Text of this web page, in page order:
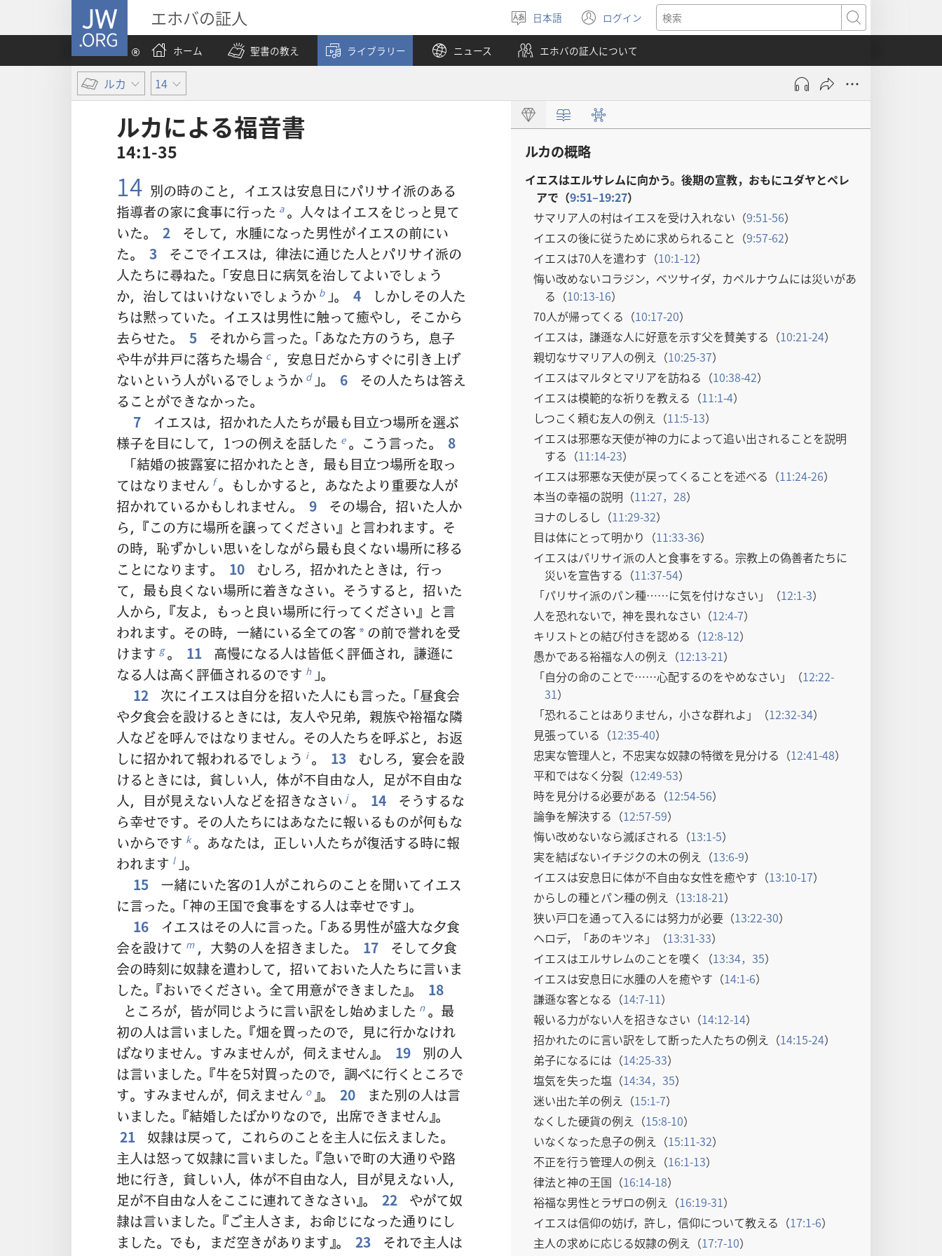
JW.ORG エホバの証人
言
語
を
選
日本語 ログイン
（新
し
い
タ
で
く）
検
索
ホーム
聖書の教え ライブラリー ニュース エホバの証人について
ルカ 14
ルカ​に​よる​福音​書
14:1-35
14 別の時のこと，イエスは安息日にパリサイ派のある
指導者の家に食事に行った a 。人々はイエスをじっと見て
いた。
2
そして，水腫になった男性がイエスの前にい
た。
3
そこでイエスは，律法に通じた人とパリサイ派の
人たちに尋ねた。「安息日に病気を治してよいでしょう
か，治してはいけないでしょうか b 」。 4
しかしその人た
ちは黙っていた。イエスは男性に触って癒やし，そこから
去らせた。
5
それから言った。「あなた方のうち，息子
や牛が井戸に落ちた場合 c ，安息日だからすぐに引き上げ
ないという人がいるでしょうか d 」。 6
その人たちは答え
ることができなかった。
7
イエスは，招かれた人たちが最も目立つ場所を選ぶ
様子を目にして，1つの例えを話した e 。こう言った。
8
「結婚の披露宴に招かれたとき，最も目立つ場所を取っ
てはなりません f 。もしかすると，あなたより重要な人が
招かれているかもしれません。
9
その場合，招いた人か
ら，『この方に場所を譲ってください』と言われます。そ
の時，恥ずかしい思いをしながら最も良くない場所に移る
ことになります。
10
むしろ，招かれたときは，行っ
て，最も良くない場所に着きなさい。そうすると，招いた
人から，『友よ，もっと良い場所に行ってください』と言
われます。その時，一緒にいる全ての客 * の前で誉れを受
けます g 。 11
高慢になる人は皆低く評価され，謙遜に
なる人は高く評価されるのです h 」。
12
次にイエスは自分を招いた人にも言った。「昼食会
や夕食会を設けるときには，友人や兄弟，親族や裕福な隣
人などを呼んではなりません。その人たちを呼ぶと，お返
しに招かれて報われるでしょう i 。 13
むしろ，宴会を設
けるときには，貧しい人，体が不自由な人，足が不自由な
人，目が見えない人などを招きなさい j 。 14
そうするな
ら幸せです。その人たちにはあなたに報いるものが何もな
いからです k 。あなたは，正しい人たちが復活する時に報
われます l 」。
15
一緒にいた客の1人がこれらのことを聞いてイエス
に言った。「神の王国で食事をする人は幸せです」。
16
イエスはその人に言った。「ある男性が盛大な夕食
会を設けて m ，大勢の人を招きました。 17
そして夕食
会の時刻に奴隷を遣わして，招いておいた人たちに言いま
した。『おいでください。全て用意ができました』。
18
ところが，皆が同じように言い訳をし始めました n 。最
初の人は言いました。『畑を買ったので，見に行かなけれ
ばなりません。すみませんが，伺えません』。
19
別の人
は言いました。『牛を5対買ったので，調べに行くところで
す。すみませんが，伺えません o 』。 20
また別の人は言
いました。『結婚したばかりなので，出席できません』。
21
奴隷は戻って，これらのことを主人に伝えました。
主人は怒って奴隷に言いました。『急いで町の大通りや路
地に行き，貧しい人，体が不自由な人，目が見えない人，
足が不自由な人をここに連れてきなさい』。
22
やがて奴
隷は言いました。『ご主人さま，お命じになった通りにし
ました。でも，まだ空きがあります』。
23
それで主人は
ルカの概略
イエスはエルサレムに向かう。後期の宣教，おもにユダヤとペレ
アで（9:51–19:27）
サマリア人の村はイエスを受け入れない（9:51-56）
イエスの後に従うために求められること（9:57-62）
イエスは70人を遣わす（10:1-12）
悔い改めないコラジン，ベツサイダ，カペルナウムには災いがあ
る（10:13-16）
70人が帰ってくる（10:17-20）
イエスは，謙遜な人に好意を示す父を賛美する（10:21-24）
親切なサマリア人の例え（10:25-37）
イエスはマルタとマリアを訪ねる（10:38-42）
イエスは模範的な祈りを教える（11:1-4）
しつこく頼む友人の例え（11:5-13）
イエスは邪悪な天使が神の力によって追い出されることを説明
する（11:14-23）
イエスは邪悪な天使が戻ってくることを述べる（11:24-26）
本当の幸福の説明（11:27，28）
ヨナのしるし（11:29-32）
目は体にとって明かり（11:33-36）
イエスはパリサイ派の人と食事をする。宗教上の偽善者たちに
災いを宣告する（11:37-54）
「パリサイ派のパン種……に気を付けなさい」（12:1-3）
人を恐れないで，神を畏れなさい（12:4-7）
キリストとの結び付きを認める（12:8-12）
愚かである裕福な人の例え（12:13-21）
「自分の命のことで……心配するのをやめなさい」（12:22-
31）
「恐れることはありません，小さな群れよ」（12:32-34）
見張っている（12:35-40）
忠実な管理人と，不忠実な奴隷の特徴を見分ける（12:41-48）
平和ではなく分裂（12:49-53）
時を見分ける必要がある（12:54-56）
論争を解決する（12:57-59）
悔い改めないなら滅ぼされる（13:1-5）
実を結ばないイチジクの木の例え（13:6-9）
イエスは安息日に体が不自由な女性を癒やす（13:10-17）
からしの種とパン種の例え（13:18-21）
狭い戸口を通って入るには努力が必要（13:22-30）
ヘロデ，「あのキツネ」（13:31-33）
イエスはエルサレムのことを嘆く（13:34，35）
イエスは安息日に水腫の人を癒やす（14:1-6）
謙遜な客となる（14:7-11）
報いる力がない人を招きなさい（14:12-14）
招かれたのに言い訳をして断った人たちの例え（14:15-24）
弟子になるには（14:25-33）
塩気を失った塩（14:34，35）
迷い出た羊の例え（15:1-7）
なくした硬貨の例え（15:8-10）
いなくなった息子の例え（15:11-32）
不正を行う管理人の例え（16:1-13）
律法と神の王国（16:14-18）
裕福な男性とラザロの例え（16:19-31）
イエスは信仰の妨げ，許し，信仰について教える（17:1-6）
主人の求めに応じる奴隷の例え（17:7-10）